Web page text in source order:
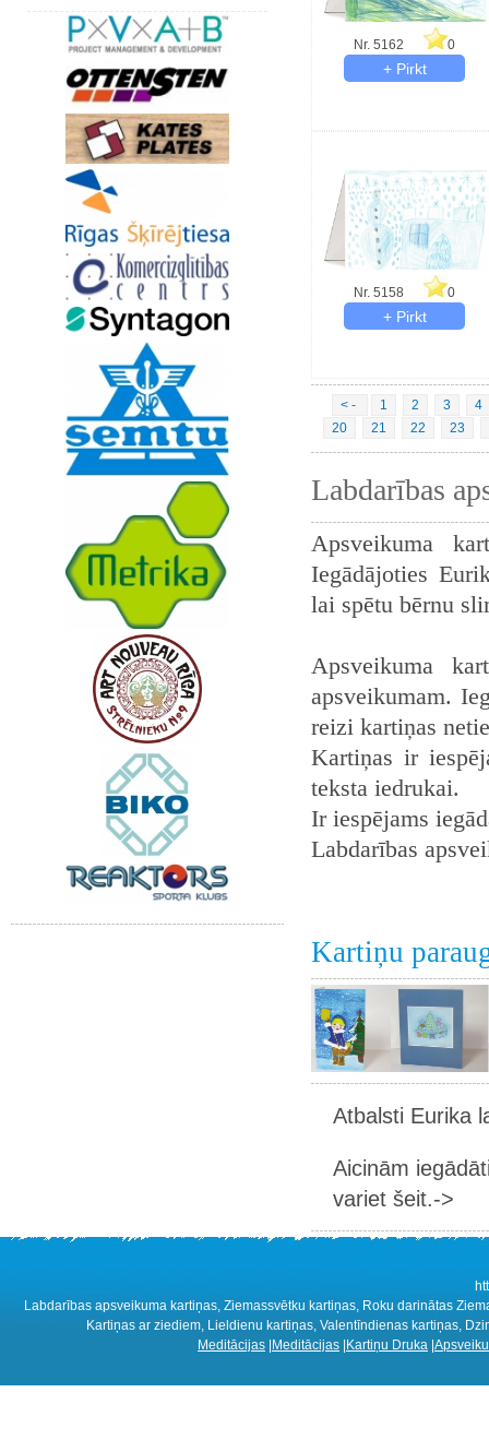
Nr. 5162 0
Nr. 5158 0
< - 1 2 3
4
20
21 22 23
Labdarības
Apsveikuma
Iegādājoties
lai spētu bērnu
Apsveikuma
apsveikumam.
reizi kartiņas
Kartiņas ir
teksta iedrukai.
Ir iespējams
Labdarības
Kartiņu
Atbalsti Eurika
Aicinām
variet šeit.->
Labdarības apsveikuma kartiņas, Ziemassvētku kartiņas, Roku darinātas
Kartiņas ar ziediem, Lieldienu kartiņas, Valentīndienas kartiņas,
Meditācijas Meditācijas Kartiņu Druka